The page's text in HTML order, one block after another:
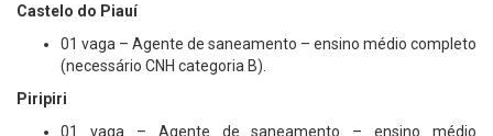
Castelo do Piauí
01 vaga – Agente de saneamento – ensino médio completo
(necessário CNH categoria B).
Piripiri
01 vaga – Agente de saneamento – ensino médio